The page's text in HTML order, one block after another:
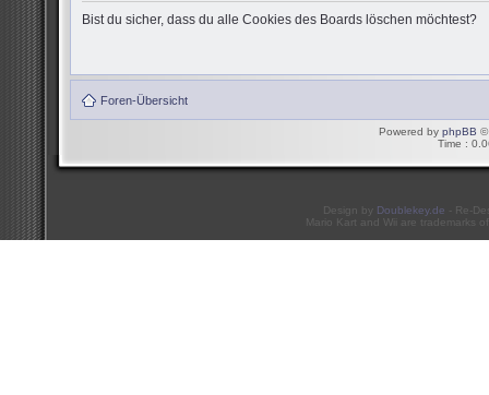
Bist du sicher, dass du alle Cookies des Boards löschen möchtest?
Foren-Übersicht
Powered by phpBB ©
Time :
Design by Doublekey.de - Re-
Mario Kart and Wii are trademarks